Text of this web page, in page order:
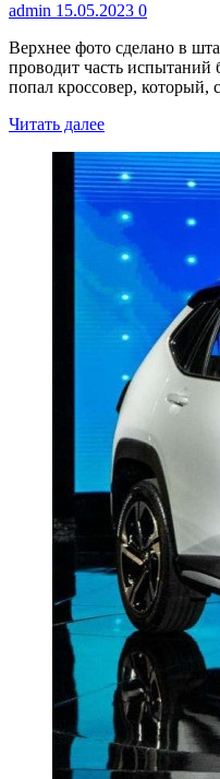
admin 15.05.2023 0
Верхнее фото сделано в
проводит часть
попал кроссовер, который,
Читать далее